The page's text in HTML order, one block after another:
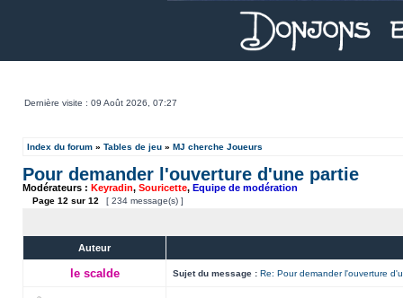
Dernière visite : 09 Août 2026, 07:27
Index du forum » Tables de jeu » MJ cherche Joueurs
Pour demander l'ouverture d'une partie
Modérateurs : Keyradin, Souricette, Equipe de modération
Page 12 sur 12 [ 234 message(s) ]
Auteur
le scalde Sujet du message : Re: Pour demander l'ouverture